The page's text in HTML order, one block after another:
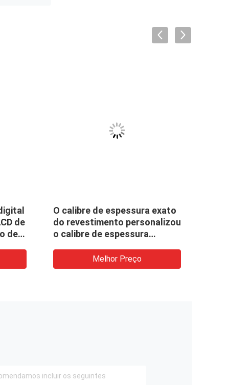
de
de
O calibre de espessura exato
do revestimento personalizou
o calibre de espessura
pintura 5000 mícrons
Melhor Preço